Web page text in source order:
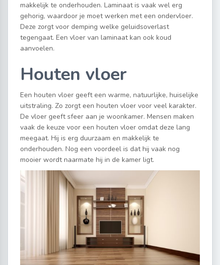
makkelijk te onderhouden. Laminaat is vaak wel erg
gehorig, waardoor je moet werken met een ondervloer.
Deze zorgt voor demping welke geluidsoverlast
tegengaat. Een vloer van laminaat kan ook koud
aanvoelen.
Houten vloer
Een houten vloer geeft een warme, natuurlijke, huiselijke
uitstraling. Zo zorgt een houten vloer voor veel karakter.
De vloer geeft sfeer aan je woonkamer. Mensen maken
vaak de keuze voor een houten vloer omdat deze lang
meegaat. Hij is erg duurzaam en makkelijk te
onderhouden. Nog een voordeel is dat hij vaak nog
mooier wordt naarmate hij in de kamer ligt.